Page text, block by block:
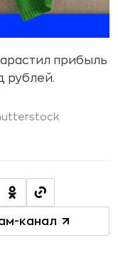
прибыль
рублей.
канал